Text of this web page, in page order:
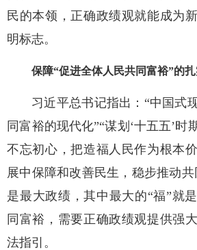
民的本领，正确政绩观就能成为
明标志。
保障“促进全体人民共同富裕”的
习近平总书记指出：“中国式
同富裕的现代化”“谋划‘十五五’时
不忘初心，把造福人民作为根本
展中保障和改善民生，稳步推动
是最大政绩，其中最大的“福”就
同富裕，需要正确政绩观提供强
法指引。